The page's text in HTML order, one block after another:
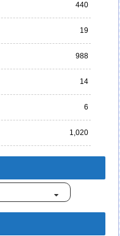
440
19
988
14
6
1,020